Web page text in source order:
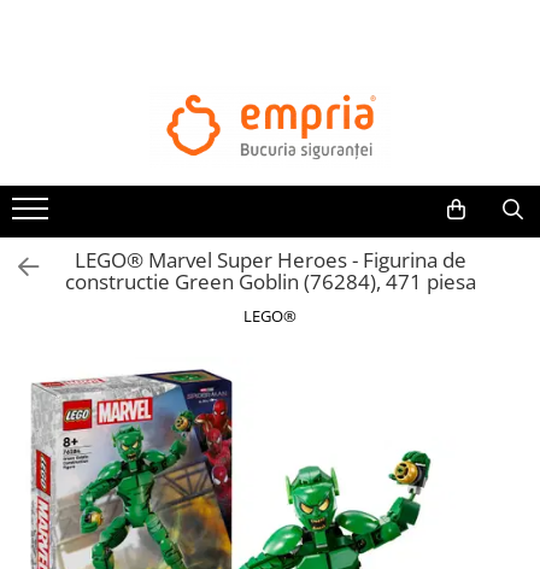
Bariere protectie pentru pat
Protectii mobilier
Banda protectie mobila copii
Sigurante pentru sertare si usi
Sigurante geamuri si usi glisante
Kituri de siguranta pentru copii si
bebelusi
Protectii casa
Protectii utile
LEGO® Marvel Super Heroes - Figurina de
constructie Green Goblin (76284), 471 piesa
LEGO®